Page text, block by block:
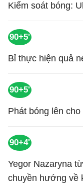
Kiểm soát bóng:
90+5'
Bỉ thực hiện quả
90+5'
Phát bóng lên cho
90+4'
Yegor Nazaryna
chuyền hướng về